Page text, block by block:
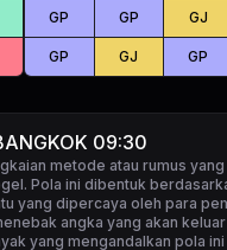
GP GP GJ
GP GJ GP
09:30
metode atau rumus
Pola ini dibentuk
yang dipercaya oleh para
angka yang akan
yang mengandalkan pola